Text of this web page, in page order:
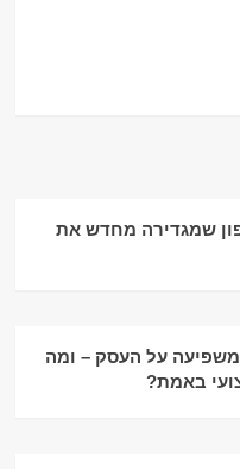
שמגדירה מחדש את
משפיעה על העסק – ומה
באמת?